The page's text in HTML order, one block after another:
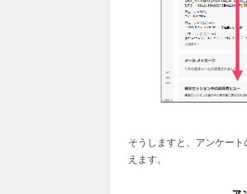
そうしますと、アンケー
えます。